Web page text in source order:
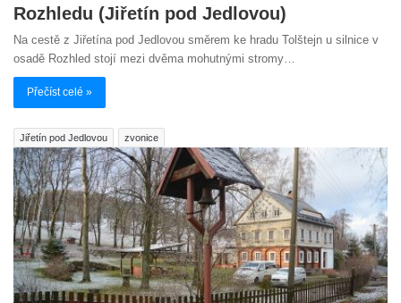
Rozhledu (Jiřetín pod Jedlovou)
Na cestě z Jiřetína pod Jedlovou směrem ke hradu Tolštejn u silnice v
osadě Rozhled stojí mezi dvěma mohutnými stromy…
Přečíst celé »
Jiřetín pod Jedlovou zvonice